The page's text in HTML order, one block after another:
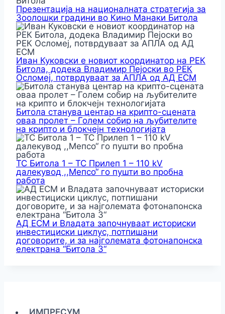
Презентација на националната стратегија за
Зоолошки градини во Кино Манаки Битола
Иван Куковски е новиот координатор на РЕК
Битола, додека Владимир Пејоски во РЕК
Осломеј, потврдуваат за АПЛА од АД ЕСМ
Битола станува центар на крипто-сцената
оваа пролет – Голем собир на љубителите
на крипто и блокчејн технологијата
ТС Битола 1 – ТС Прилеп 1 – 110 kV
далекувод ,,Мепсо“ го пушти во пробна
работа
АД ЕСМ и Владата започнуваат историски
инвестициски циклус, потпишани
договорите, и за најголемата фотонапонска
електрана “Битола 3“